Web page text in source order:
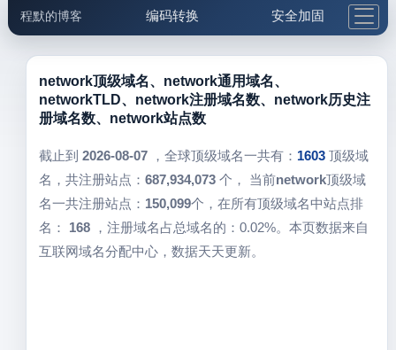
程默的博客 编码转换 安全加固
邮件工具 生活便民 更多工具
5.1支付宝大红包
network顶级域名、network通用域名、
networkTLD、network注册域名数、network历史注
册域名数、network站点数
截止到 2026-08-07，全球顶级域名一共有： 1603 顶级域
名，共注册站点： 687,934,073 个， 当前network顶级域
名一共注册站点： 150,099个，在所有顶级域名中站点排
名： 168，注册域名占总域名的：0.02%。本页数据来自
互联网域名分配中心，数据天天更新。